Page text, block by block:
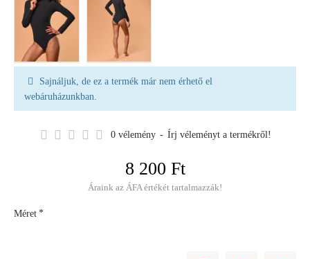
Sajnáljuk, de ez a termék már nem érhető el
webáruházunkban.
0 vélemény - Írj véleményt a termékről!
8 200 Ft
Áraink az ÁFA értékét tartalmazzák!
Méret